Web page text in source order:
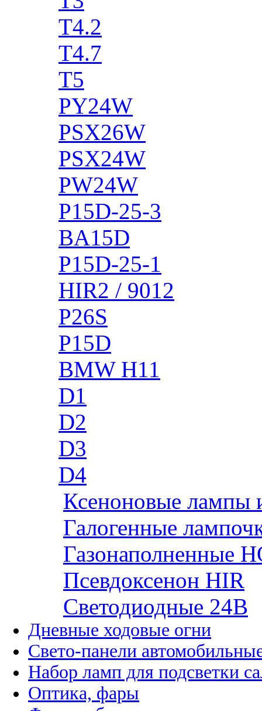
T4.2
T4.7
T5
PY24W
PSX26W
PSX24W
PW24W
P15D-25-3
BA15D
P15D-25-1
HIR2 / 9012
P26S
P15D
BMW H11
D1
D2
D3
D4
Ксеноновые лампы
Галогенные
Газонаполненные
Псевдоксенон HIR
Cветодиодные 24B
Дневные ходовые огни
Свето-панели
Набор ламп для подсветки
Оптика, фары